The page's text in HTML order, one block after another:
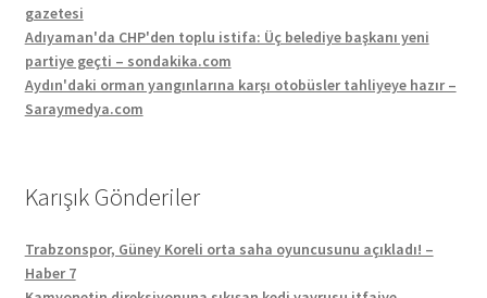
gazetesi
Adıyaman'da CHP'den toplu istifa: Üç belediye başkanı yeni
partiye geçti – sondakika.com
Aydın'daki orman yangınlarına karşı otobüsler tahliyeye hazır –
Saraymedya.com
Karışık Gönderiler
Trabzonspor, Güney Koreli orta saha oyuncusunu açıkladı! –
Haber 7